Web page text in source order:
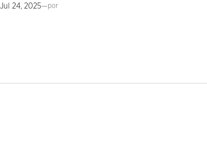
Jul 24, 2025—por